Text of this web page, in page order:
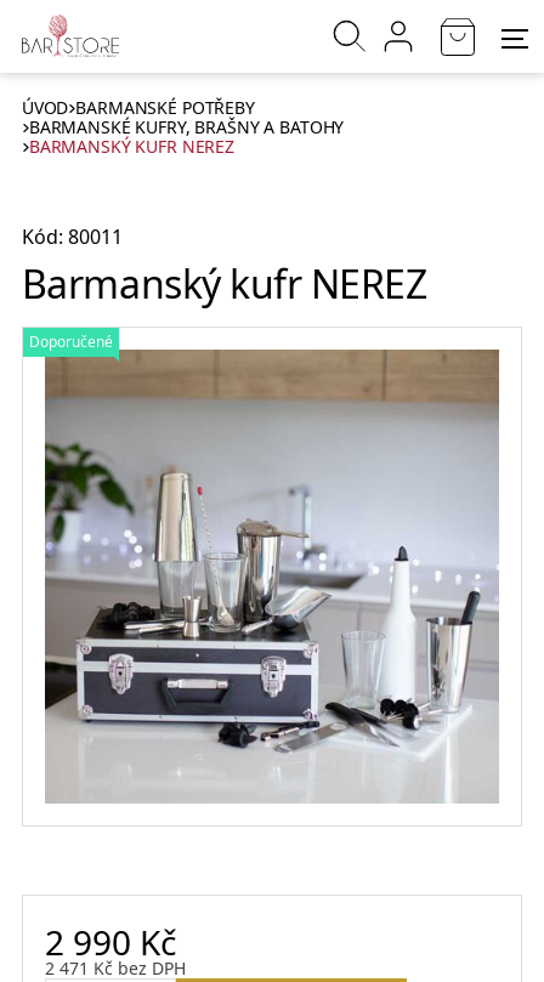
ÚVOD BARMANSKÉ POTŘEBY
BARMANSKÉ KUFRY, BRAŠNY A BATOHY
BARMANSKÝ KUFR NEREZ
Kód: 80011
Barmanský kufr NEREZ
Doporučené
2 990 Kč
2 471 Kčbez DPH